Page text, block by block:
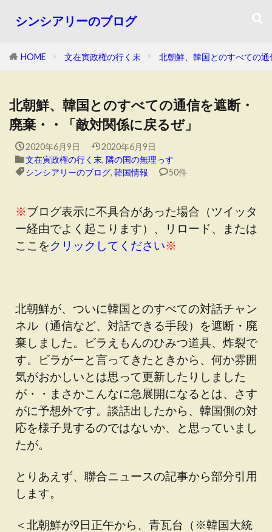
シンシアリーのブログ
HOME 文在寅政権の行く末 北朝鮮、韓国とのすべての
北朝鮮、韓国とのすべての通信を遮断・
廃棄・・「敵対関係に戻るぜ」
2020年6月9日
2020年6月9日
文在寅政権の行く末, 隣の国の無理っす
シンシアリーのブログ, 韓国情報 50件
※ブログ表示に不具合があった場合（ツイッタ
ー経由でよく起こります）、リロード、または
ここをクリックしてください※
北朝鮮が、ついに韓国とのすべての対話チャン
ネル（通信など、対話できる手段）を遮断・廃
棄しました。ビラえもんのひみつ道具、炸裂で
す。ビラがーと言ってきたときから、何か雰囲
気がおかしいとは思って更新したりしました
が・・まさかこんなに急展開になるとは、さす
がに予想外です。談話出したから、韓国側の対
応を様子見するのではないか、と思っていまし
たが。
とりあえず、聯合ニュースの記事から部分引用
します。
＜北朝鮮が9日正午から、青瓦台（※韓国大統